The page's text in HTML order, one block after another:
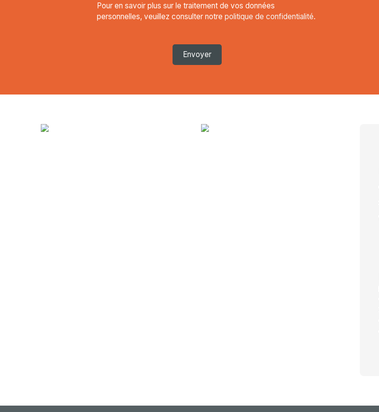
Pour en savoir plus sur le traitement de vos données
personnelles, veuillez consulter notre politique de confidentialité.
Envoyer